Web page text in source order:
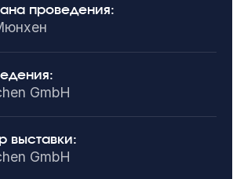
проведения:
GmbH
выставки:
GmbH